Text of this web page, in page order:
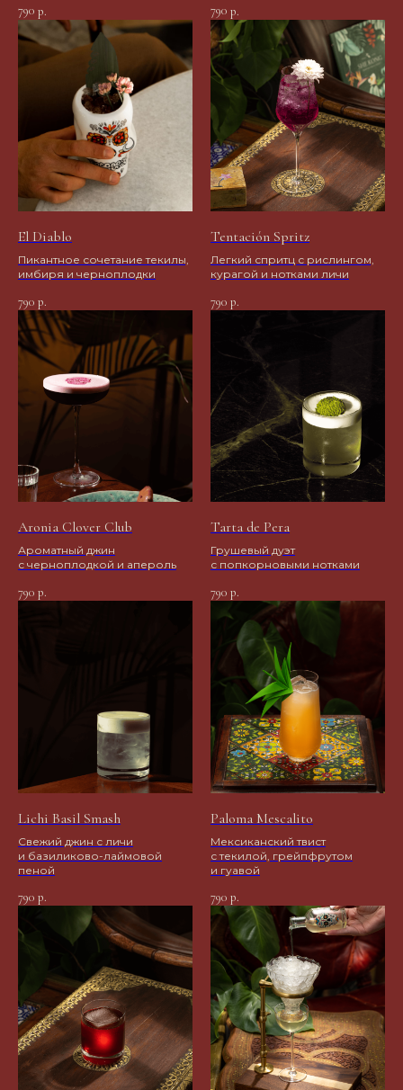
790 р. 790 р.
El Diablo
Пикантное сочетание текилы,
имбиря и черноплодки
790 р.
Tentación Spritz
Легкий спритц с рислингом,
курагой и нотками личи
790 р.
Aronia Clover Club
Ароматный джин
с черноплодкой и апероль
790 р.
Tarta de Pera
Грушевый дуэт
с попкорновыми нотками
790 р.
Lichi Basil Smash
Свежий джин с личи
и базиликово-лаймовой
пеной
790 р.
Paloma Mescalito
Мексиканский твист
с текилой, грейпфрутом
и гуавой
790 р.